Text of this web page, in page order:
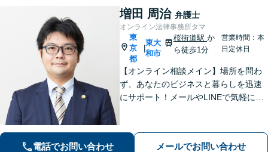
増田 周治 弁護士
オンライン法律事務所タマ
東
京
都
東大
和市
桜街道駅か
ら徒歩1分
営業時間：本
日定休日
【オンライン相談メイン】場所を問わ
ず、あなたのビジネスと暮らしを迅速
にサポート！メールやLINEで気軽につ
寧に示します。【メール・LINE 受付
電話でお問い合わせ メールでお問い合わせ